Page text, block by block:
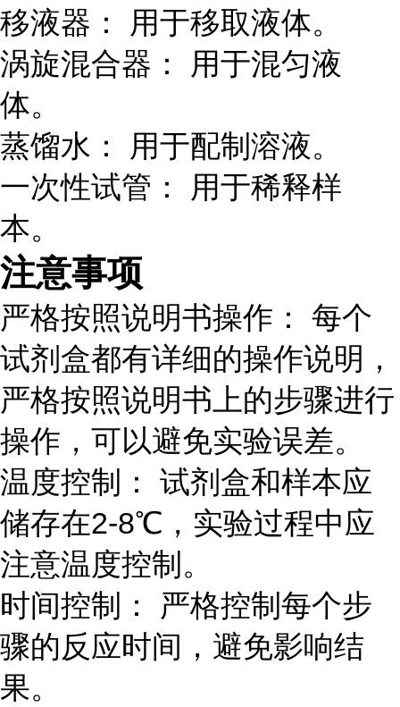
移液器： 用于移取液体。
涡旋混合器： 用于混匀液
体。
蒸馏水： 用于配制溶液。
一次性试管： 用于稀释样
本。
注意事项
严格按照说明书操作： 每个
试剂盒都有详细的操作说明，
严格按照说明书上的步骤进行
操作，可以避免实验误差。
温度控制： 试剂盒和样本应
储存在2-8℃，实验过程中应
注意温度控制。
时间控制： 严格控制每个步
骤的反应时间，避免影响结
果。